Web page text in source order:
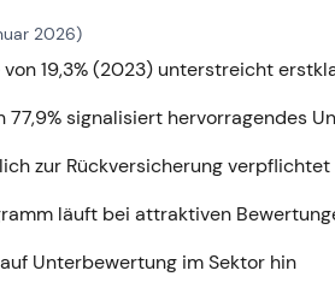
für Stammaktionäre belief
Kapitalanlageergebnis war
bei rund 97,7 %. [28],[29],[30]
als ausgeprägtes Stressjahr
trafen auf eine schwache
Handlungsbedarf bei Pricing
2026)
19,3% (2023) unterstreicht
77,9% signalisiert hervorragendes
zur Rückversicherung
läuft bei attraktiven
Unterbewertung im Sektor hin